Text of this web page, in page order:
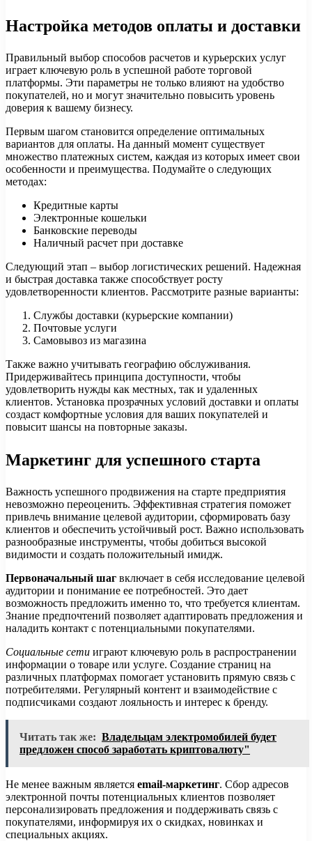
Настройка методов оплаты и доставки
Правильный выбор способов расчетов и курьерских услуг
играет ключевую роль в успешной работе торговой
платформы. Эти параметры не только влияют на удобство
покупателей, но и могут значительно повысить уровень
доверия к вашему бизнесу.
Первым шагом становится определение оптимальных
вариантов для оплаты. На данный момент существует
множество платежных систем, каждая из которых имеет свои
особенности и преимущества. Подумайте о следующих
методах:
Кредитные карты
Электронные кошельки
Банковские переводы
Наличный расчет при доставке
Следующий этап – выбор логистических решений. Надежная
и быстрая доставка также способствует росту
удовлетворенности клиентов. Рассмотрите разные варианты:
Службы доставки (курьерские компании)
Почтовые услуги
Самовывоз из магазина
Также важно учитывать географию обслуживания.
Придерживайтесь принципа доступности, чтобы
удовлетворить нужды как местных, так и удаленных
клиентов. Установка прозрачных условий доставки и оплаты
создаст комфортные условия для ваших покупателей и
повысит шансы на повторные заказы.
Маркетинг для успешного старта
Важность успешного продвижения на старте предприятия
невозможно переоценить. Эффективная стратегия поможет
привлечь внимание целевой аудитории, сформировать базу
клиентов и обеспечить устойчивый рост. Важно использовать
разнообразные инструменты, чтобы добиться высокой
видимости и создать положительный имидж.
Первоначальный шаг включает в себя исследование целевой
аудитории и понимание ее потребностей. Это дает
возможность предложить именно то, что требуется клиентам.
Знание предпочтений позволяет адаптировать предложения и
наладить контакт с потенциальными покупателями.
Социальные сети играют ключевую роль в распространении
информации о товаре или услуге. Создание страниц на
различных платформах помогает установить прямую связь с
потребителями. Регулярный контент и взаимодействие с
подписчиками создают лояльность и интерес к бренду.
Читать так же: Владельцам электромобилей будет
предложен способ заработать криптовалюту"
Не менее важным является email-маркетинг. Сбор адресов
электронной почты потенциальных клиентов позволяет
персонализировать предложения и поддерживать связь с
покупателями, информируя их о скидках, новинках и
специальных акциях.